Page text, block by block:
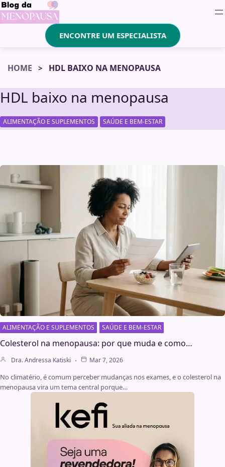
ENCONTRE UM ESPECIALISTA
HOME HDL BAIXO NA MENOPAUSA
HDL baixo na menopausa
ALIMENTAÇÃO E SUPLEMENTOS , SAÚDE E BEM-ESTAR
ALIMENTAÇÃO E SUPLEMENTOS SAÚDE E BEM-ESTAR
Colesterol na menopausa: por que muda e como…
Dra. Andressa Katiski Mar 7, 2026
No climatério, é comum perceber mudanças nos exames, e o colesterol na
menopausa vira um tema central porque…